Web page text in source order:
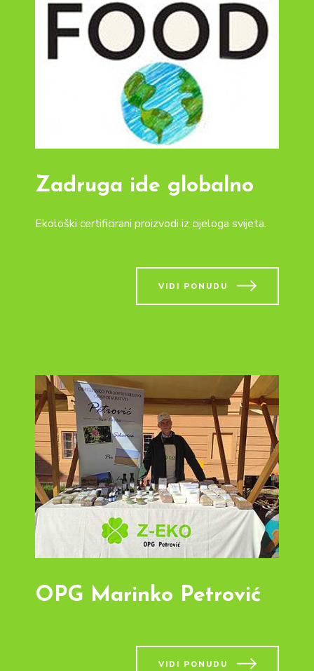
Zadruga ide globalno
Ekološki certificirani proizvodi iz cijeloga svijeta.
VIDI PONUDU
OPG Marinko Petrović
VIDI PONUDU